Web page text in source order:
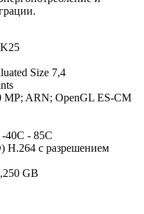
Size 7,4
MP; ARN; OpenGL ES-CM
-40С - 85С
H.264 с разрешением
GB